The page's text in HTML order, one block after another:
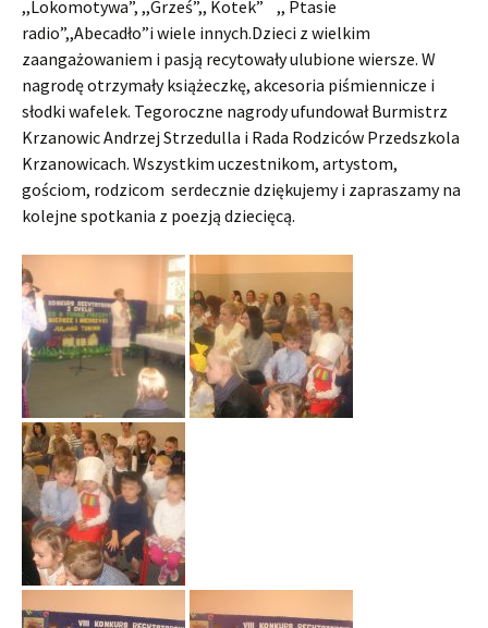
,,Lokomotywa”, ,,Grześ”,, Kotek” ,, Ptasie
radio”,,Abecadło”i wiele innych.Dzieci z wielkim
zaangażowaniem i pasją recytowały ulubione wiersze. W
nagrodę otrzymały książeczkę, akcesoria piśmiennicze i
słodki wafelek. Tegoroczne nagrody ufundował Burmistrz
Krzanowic Andrzej Strzedulla i Rada Rodziców Przedszkola
Krzanowicach. Wszystkim uczestnikom, artystom,
gościom, rodzicom serdecznie dziękujemy i zapraszamy na
kolejne spotkania z poezją dziecięcą.